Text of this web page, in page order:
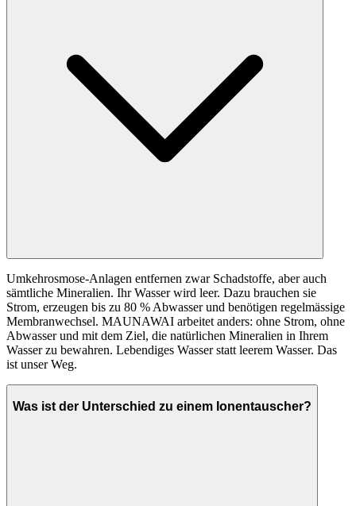
Umkehrosmose-Anlagen entfernen zwar Schadstoffe, aber auch
sämtliche Mineralien. Ihr Wasser wird leer. Dazu brauchen sie
Strom, erzeugen bis zu 80 % Abwasser und benötigen regelmässige
Membranwechsel. MAUNAWAI arbeitet anders: ohne Strom, ohne
Abwasser und mit dem Ziel, die natürlichen Mineralien in Ihrem
Wasser zu bewahren. Lebendiges Wasser statt leerem Wasser. Das
ist unser Weg.
Was ist der Unterschied zu einem Ionentauscher?